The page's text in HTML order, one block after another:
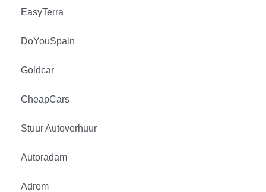
EasyTerra
DoYouSpain
Goldcar
CheapCars
Stuur Autoverhuur
Autoradam
Adrem